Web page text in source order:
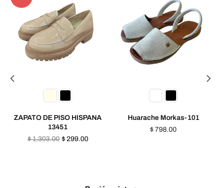
ZAPATO DE PISO HISPANA
13451
Precio
$ 1,303.00 $ 299.00
Huarache Morkas-101
$ 798.00